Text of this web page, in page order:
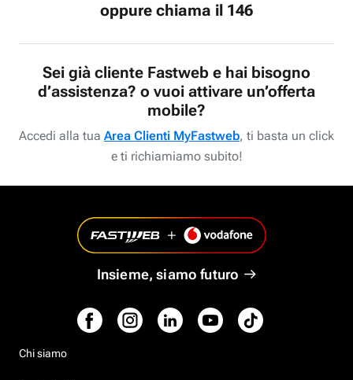
oppure chiama il 146
Sei già cliente Fastweb e hai bisogno
d’assistenza? o vuoi attivare un’offerta
mobile?
Accedi alla tua Area Clienti MyFastweb, ti basta un click
e ti richiamiamo subito!
Insieme, siamo futuro
Chi siamo